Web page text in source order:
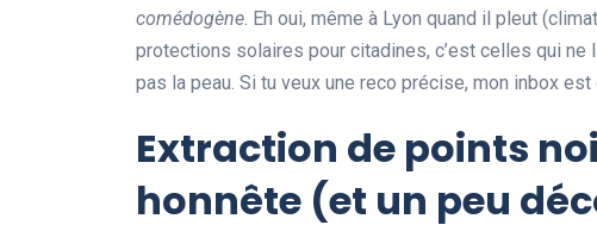
comédogène. Eh oui, même à Lyon quand il pleut
protections solaires pour citadines, c’est celles qui
pas la peau. Si tu veux une reco précise, mon inbox est
Extraction de points
honnête (et un peu